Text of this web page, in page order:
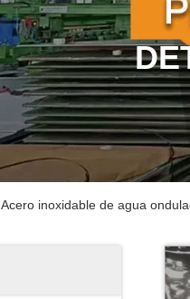
Acero inoxidable de agua